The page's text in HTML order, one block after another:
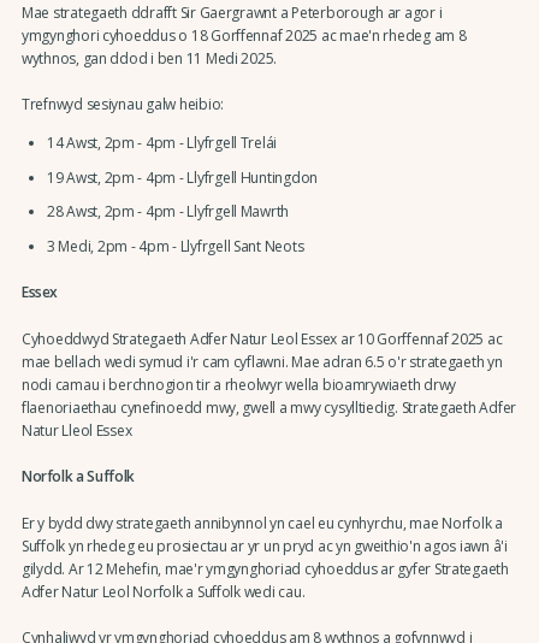
Mae strategaeth ddrafft Sir Gaergrawnt a Peterborough ar agor i
ymgynghori cyhoeddus o 18 Gorffennaf 2025 ac mae'n rhedeg am 8
wythnos, gan ddod i ben 11 Medi 2025.
Trefnwyd sesiynau galw heibio:
14 Awst, 2pm - 4pm - Llyfrgell Trelái
19 Awst, 2pm - 4pm - Llyfrgell Huntingdon
28 Awst, 2pm - 4pm - Llyfrgell Mawrth
3 Medi, 2pm - 4pm - Llyfrgell Sant Neots
Essex
Cyhoeddwyd Strategaeth Adfer Natur Leol Essex ar 10 Gorffennaf 2025 ac
mae bellach wedi symud i'r cam cyflawni. Mae adran 6.5 o'r strategaeth yn
nodi camau i berchnogion tir a rheolwyr wella bioamrywiaeth drwy
flaenoriaethau cynefinoedd mwy, gwell a mwy cysylltiedig. Strategaeth Adfer
Natur Lleol Essex
Norfolk a Suffolk
Er y bydd dwy strategaeth annibynnol yn cael eu cynhyrchu, mae Norfolk a
Suffolk yn rhedeg eu prosiectau ar yr un pryd ac yn gweithio'n agos iawn â'i
gilydd. Ar 12 Mehefin, mae'r ymgynghoriad cyhoeddus ar gyfer Strategaeth
Adfer Natur Leol Norfolk a Suffolk wedi cau.
Cynhaliwyd yr ymgynghoriad cyhoeddus am 8 wythnos a gofynnwyd i